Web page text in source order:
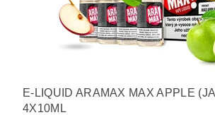
E-LIQUID ARAMAX MAX APPLE
4X10ML